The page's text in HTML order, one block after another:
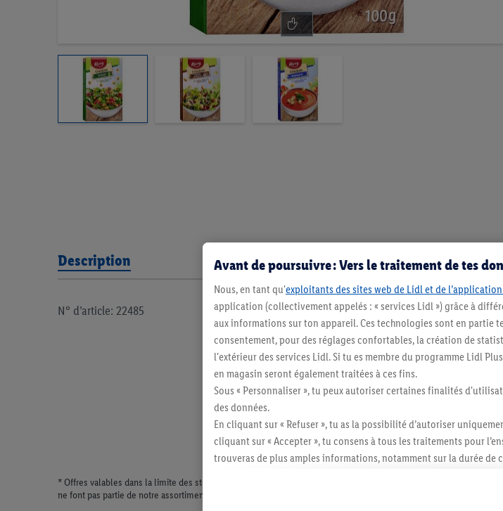
Description
N° d’article: 22485
* Offres valables dans la limite des stocks disponibles. Vente limitée à des quantités usuelles pour un ménage.
ne font pas partie de notre assortiment de produits permanents. Ill. semblables.
Avant de poursuivre : Vers le traitement de tes
Nous, en tant qu'exploitants des sites web de Lidl et de
application (collectivement appelés : « services Lidl ») grâce à
aux informations sur ton appareil. Ces technologies sont en partie
consentement, pour des réglages confortables, la création de
l'extérieur des services Lidl. Si tu es membre du programme Lidl
en magasin seront également traitées à ces fins.
Sous « Personnaliser », tu peux autoriser certaines finalités
des données.
En cliquant sur « Refuser », tu as la possibilité d’autoriser
cliquant sur « Accepter », tu consens à tous les traitements pour
trouveras de plus amples informations, notamment sur la durée